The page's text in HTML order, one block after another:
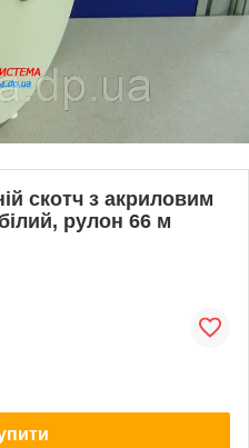
скотч з акриловим
рулон 66 м